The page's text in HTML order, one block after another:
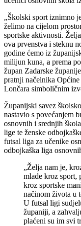
„Školski sport iznimno
želimo na cijelom
sportske aktivnosti.
ova prvenstva i steknu
godine ćemo iz
milijun kuna, a prema
župan Zadarske
pratnji načelnika
Lončara simboličnim
Županijski savez
nastavio s povećanjem
osnovnih i srednjih
lige te ženske
futsal liga za učenike
odbojkaška liga
„Želja nam je,
mlade kroz sport,
kroz sportske
načinom života u
U futsal ligi
županiji, a
plaćeni su im svi